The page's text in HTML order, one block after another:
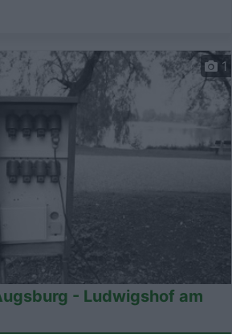
1
- Ludwigshof am